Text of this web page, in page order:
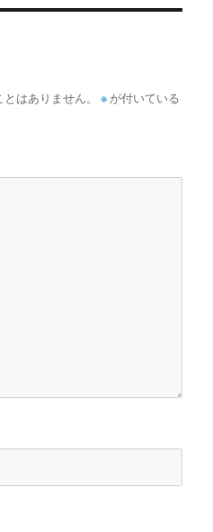
はありません。 ※が付いている